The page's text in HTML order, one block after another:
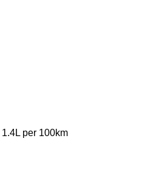
1.4L per 100km